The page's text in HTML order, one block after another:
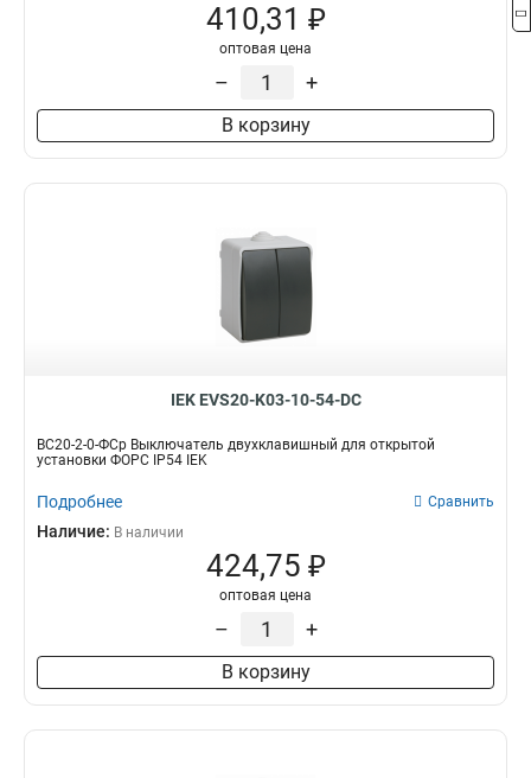
410,31 ₽
оптовая цена
– +
В корзину
IEK EVS20-K03-10-54-DC
ВС20-2-0-ФСр Выключатель двухклавишный для открытой
установки ФОРС IP54 IEK
Подробнее Сравнить
Наличие: В наличии
424,75 ₽
оптовая цена
– +
В корзину